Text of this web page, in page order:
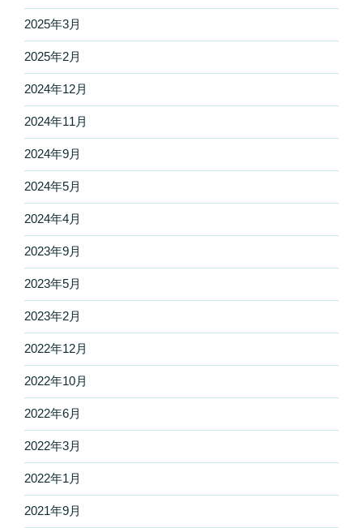
2025年3月
2025年2月
2024年12月
2024年11月
2024年9月
2024年5月
2024年4月
2023年9月
2023年5月
2023年2月
2022年12月
2022年10月
2022年6月
2022年3月
2022年1月
2021年9月